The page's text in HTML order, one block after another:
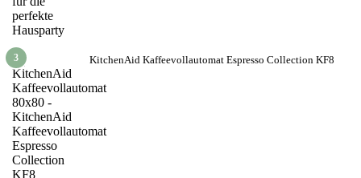
3 KitchenAid Kaffeevollautomat Espresso Collection KF8